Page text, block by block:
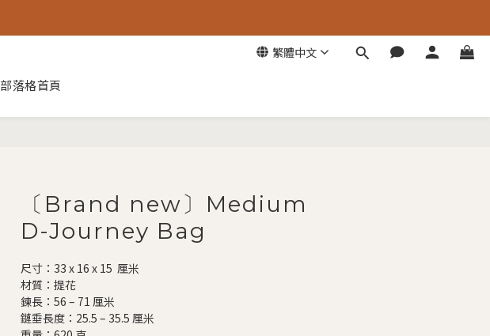
繁體中文
部落格首頁
〔Brand new〕Medium
D-Journey Bag
尺寸：33 x 16 x 15  厘米
材質：提花
鍊長：56 – 71 厘米
鏈垂長度：25.5 – 35.5 厘米